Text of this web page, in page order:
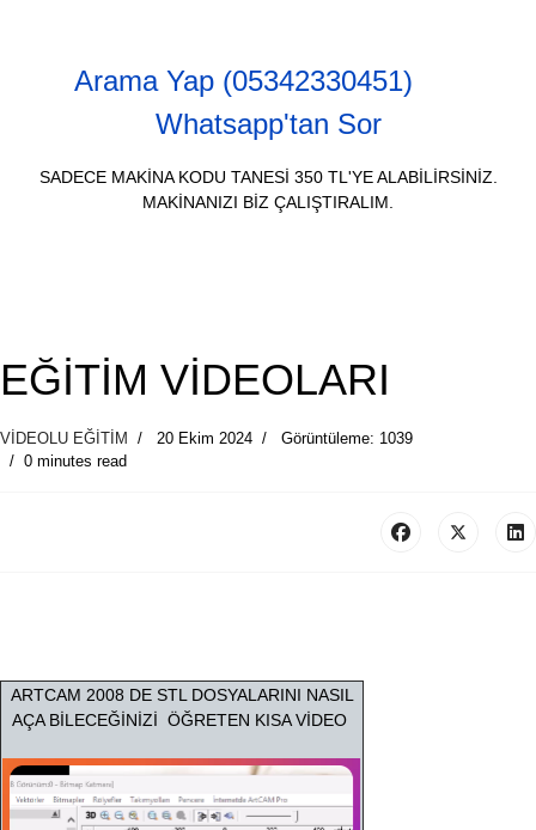
Arama Yap (05342330451)
Whatsapp'tan Sor
SADECE MAKİNA KODU TANESİ 350 TL'YE ALABİLİRSİNİZ.
MAKİNANIZI BİZ ÇALIŞTIRALIM.
EĞİTİM VİDEOLARI
VİDEOLU EĞİTİM 20 Ekim 2024
Görüntüleme: 1039
0 minutes read
ARTCAM 2008 DE STL DOSYALARINI NASIL
AÇA BİLECEĞİNİZİ ÖĞRETEN KISA VİDEO